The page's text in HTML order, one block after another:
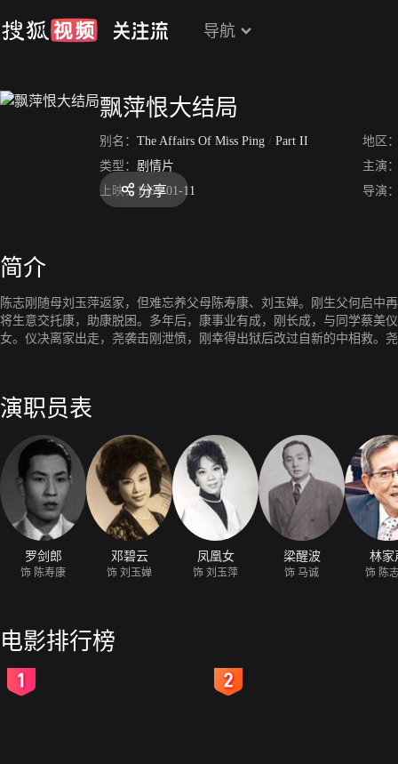
导航
飘萍恨大结局
别名： The Affairs Of Miss Ping / Part II
地区
类型： 剧情片
主演
上映： 1961-01-11 导演
分享
简介
陈志刚随母刘玉萍返家，但难忘养父母陈寿康、刘玉婵。刚生父何启
将生意交托康，助康脱困。多年后，康事业有成，刚长成，与同学蔡美
女。仪决离家出走，尧袭击刚泄愤，刚幸得出狱后改过自新的中相救。
演职员表
罗剑郎
饰 陈寿康
邓碧云
饰 刘玉婵
凤凰女
饰 刘玉萍
梁醒波
饰 马诚
林家
饰 陈
电影排行榜